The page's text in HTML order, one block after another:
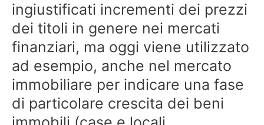
ingiustificati incrementi dei prezzi
dei titoli in genere nei mercati
finanziari, ma oggi viene utilizzato
ad esempio, anche nel mercato
immobiliare per indicare una fase
di particolare crescita dei beni